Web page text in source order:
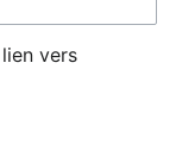
vers